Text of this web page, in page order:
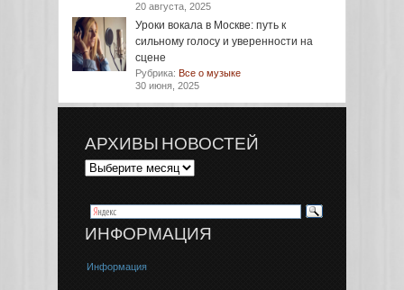
20 августа, 2025
Уроки вокала в Москве: путь к
сильному голосу и уверенности на
сцене
Рубрика: Все о музыке
30 июня, 2025
АРХИВЫ НОВОСТЕЙ
ИНФОРМАЦИЯ
Информация